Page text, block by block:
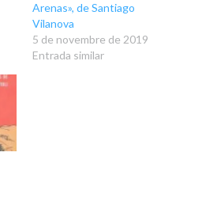
Arenas», de Santiago
Vilanova
5 de novembre de 2019
Entrada similar